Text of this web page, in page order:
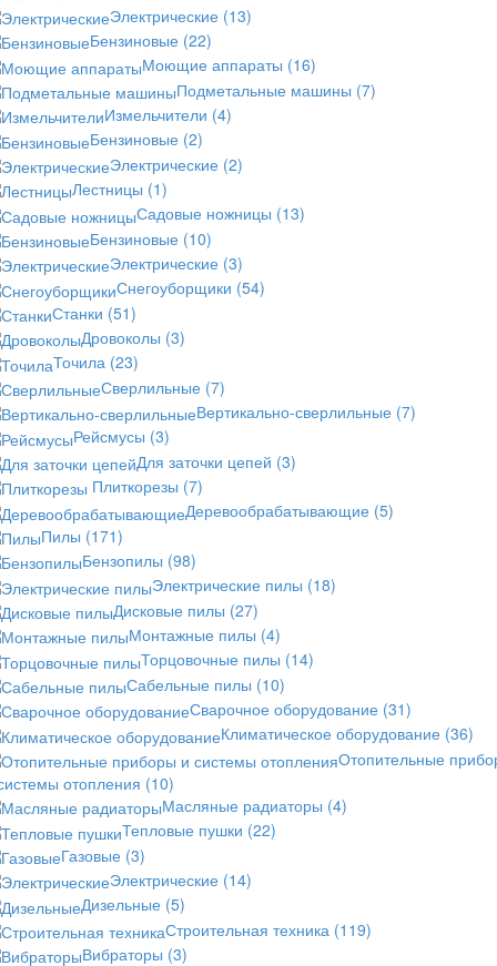
Электрические (13)
Бензиновые (22)
Моющие аппараты (16)
Подметальные машины (7)
Измельчители (4)
Бензиновые (2)
Электрические (2)
Лестницы (1)
Садовые ножницы (13)
Бензиновые (10)
Электрические (3)
Снегоуборщики (54)
Станки (51)
Дровоколы (3)
Точила (23)
Сверлильные (7)
Вертикально-сверлильные (7)
Рейсмусы (3)
Для заточки цепей (3)
Плиткорезы (7)
Деревообрабатывающие (5)
Пилы (171)
Бензопилы (98)
Электрические пилы (18)
Дисковые пилы (27)
Монтажные пилы (4)
Торцовочные пилы (14)
Сабельные пилы (10)
Сварочное оборудование (31)
Климатическое оборудование (36)
Отопительные
отопления (10)
Масляные радиаторы (4)
Тепловые пушки (22)
Газовые (3)
Электрические (14)
Дизельные (5)
Строительная техника (119)
Вибраторы (3)